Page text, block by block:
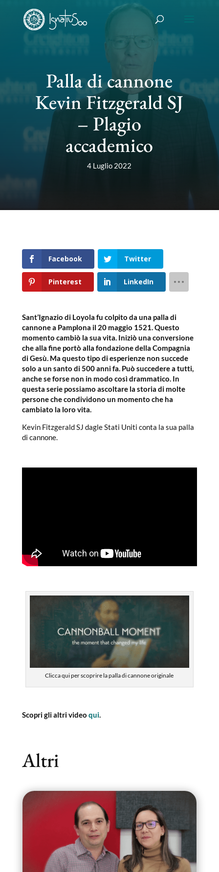
Palla di cannone
Kevin Fitzgerald SJ
– Plagio
accademico
4 Luglio 2022
Facebook Twitter
Pinterest LinkedIn
Sant’Ignazio di Loyola fu colpito da una palla di
cannone a Pamplona il 20 maggio 1521. Questo
momento cambiò la sua vita. Iniziò una conversione
che alla fine portò alla fondazione della Compagnia
di Gesù. Ma questo tipo di esperienze non succede
solo a un santo di 500 anni fa. Può succedere a tutti,
anche se forse non in modo così drammatico. In
questa serie possiamo ascoltare la storia di molte
persone che condividono un momento che ha
cambiato la loro vita.
Kevin Fitzgerald SJ dagle Stati Uniti conta la sua palla
di cannone.
Clicca qui per scoprire la palla di cannone originale
Scopri gli altri video qui.
Altri